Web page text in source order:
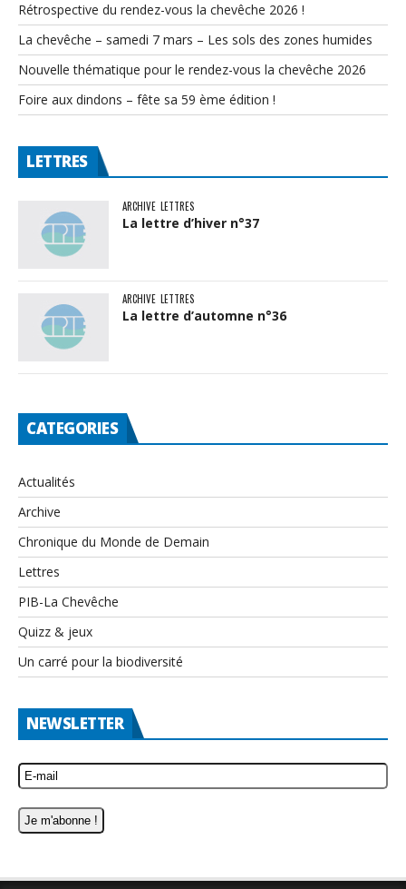
Rétrospective du rendez-vous la chevêche 2026 !
La chevêche – samedi 7 mars – Les sols des zones humides
Nouvelle thématique pour le rendez-vous la chevêche 2026
Foire aux dindons – fête sa 59 ème édition !
LETTRES
ARCHIVE LETTRES
La lettre d’hiver n°37
ARCHIVE LETTRES
La lettre d’automne n°36
CATEGORIES
Actualités
Archive
Chronique du Monde de Demain
Lettres
PIB-La Chevêche
Quizz & jeux
Un carré pour la biodiversité
NEWSLETTER